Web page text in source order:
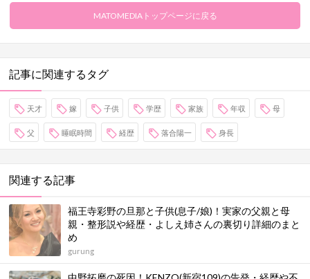
MATOMEDIAトップページに戻る
記事に関連するタグ
天才 嫁 子供 学歴 家族 年収 母
父 睡眠時間 経歴 落合陽一 身長
関連する記事
福王寺彩野の旦那と子供(息子/娘)！実家の父親と母
親・整形説や経歴・よしえ姉さんの裏切り詳細のまと
め
gurung